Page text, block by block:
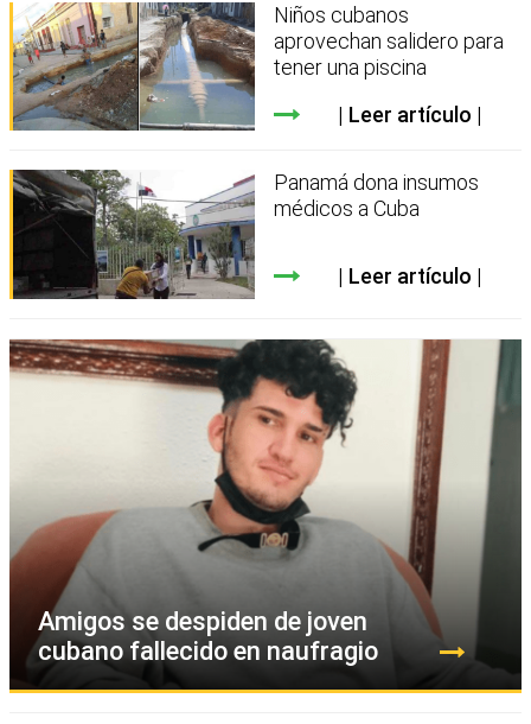
Niños cubanos
aprovechan salidero para
tener una piscina
Leer artículo
Panamá dona insumos
médicos a Cuba
Leer artículo
Amigos se despiden de joven
cubano fallecido en naufragio